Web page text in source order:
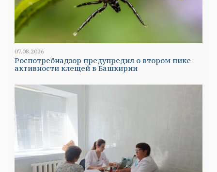
07.08.2026
Роспотребнадзор предупредил о втором пике
активности клещей в Башкирии